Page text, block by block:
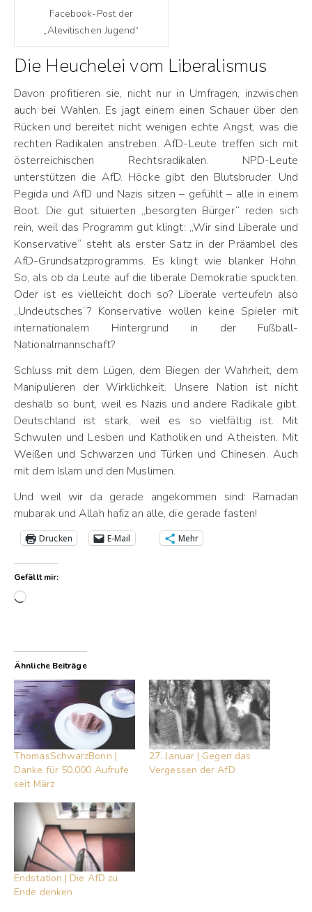
Facebook-Post der
„Alevitischen Jugend“
Die Heuchelei vom Liberalismus
Davon profitieren sie, nicht nur in Umfragen, inzwischen
auch bei Wahlen. Es jagt einem einen Schauer über den
Rücken und bereitet nicht wenigen echte Angst, was die
rechten Radikalen anstreben. AfD-Leute treffen sich mit
österreichischen Rechtsradikalen. NPD-Leute
unterstützen die AfD. Höcke gibt den Blutsbruder. Und
Pegida und AfD und Nazis sitzen – gefühlt – alle in einem
Boot. Die gut situierten „besorgten Bürger“ reden sich
rein, weil das Programm gut klingt: „Wir sind Liberale und
Konservative“ steht als erster Satz in der Präambel des
AfD-Grundsatzprogramms. Es klingt wie blanker Hohn.
So, als ob da Leute auf die liberale Demokratie spuckten.
Oder ist es vielleicht doch so? Liberale verteufeln also
„Undeutsches“? Konservative wollen keine Spieler mit
internationalem Hintergrund in der Fußball-
Nationalmannschaft?
Schluss mit dem Lügen, dem Biegen der Wahrheit, dem
Manipulieren der Wirklichkeit. Unsere Nation ist nicht
deshalb so bunt, weil es Nazis und andere Radikale gibt.
Deutschland ist stark, weil es so vielfältig ist. Mit
Schwulen und Lesben und Katholiken und Atheisten. Mit
Weißen und Schwarzen und Türken und Chinesen. Auch
mit dem Islam und den Muslimen.
Und weil wir da gerade angekommen sind: Ramadan
mubarak und Allah hafiz an alle, die gerade fasten!
Drucken E-Mail Mehr
Gefällt mir:
Wird geladen …
Ähnliche Beiträge
ThomasSchwarzBonn |
Danke für 50.000 Aufrufe
seit März
27. Januar | Gegen das
Vergessen der AfD
Endstation | Die AfD zu
Ende denken